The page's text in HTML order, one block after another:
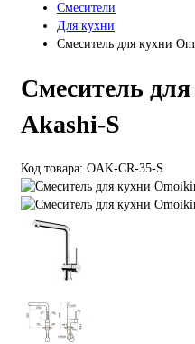
Смесители
Для кухни
Смеситель для кухни
Смеситель
Akashi-S
Код товара: OAK-CR-35-S